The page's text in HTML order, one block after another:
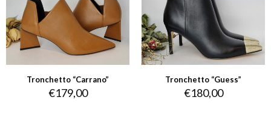
Tronchetto “Carrano”
€179,00
Tronchetto “Guess”
€180,00